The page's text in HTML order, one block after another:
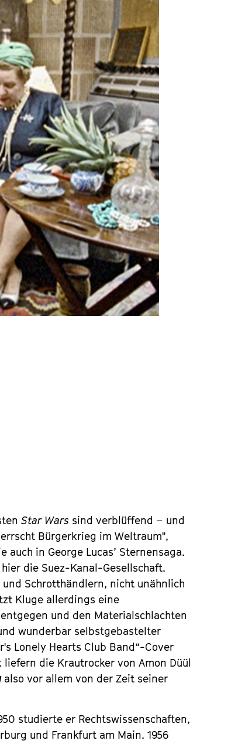
Star Wars sind verblüffend – und
Bürgerkrieg im Weltraum",
auch in George Lucas’ Sternensaga.
die Suez-Kanal-Gesellschaft.
Schrotthändlern, nicht unähnlich
Kluge allerdings eine
und den Materialschlachten
wunderbar selbstgebastelter
Lonely Hearts Club Band“-Cover
die Krautrocker von Amon Düül
also vor allem von der Zeit seiner
studierte er Rechtswissenschaften,
und Frankfurt am Main. 1956